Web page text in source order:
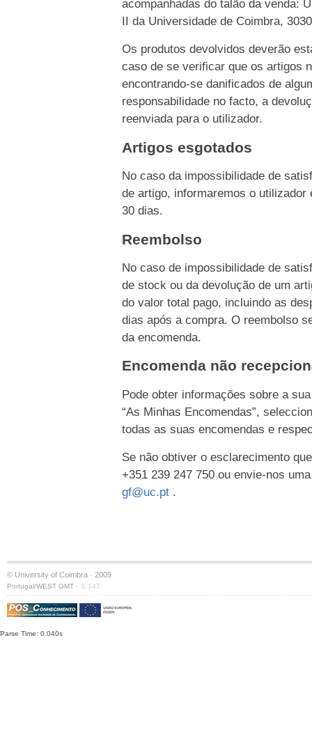
acompanhadas do talão da venda:
II da Universidade de Coimbra,
Os produtos devolvidos deverão
caso de se verificar que os artigos
encontrando-se danificados de
responsabilidade no facto, a
reenviada para o utilizador.
Artigos esgotados
No caso da impossibilidade de
de artigo, informaremos o
30 dias.
Reembolso
No caso de impossibilidade de
de stock ou da devolução de um
do valor total pago, incluindo as
dias após a compra. O reembolso
da encomenda.
Encomenda não
Pode obter informações sobre a
“As Minhas Encomendas”,
todas as suas encomendas e
Se não obtiver o esclarecimento
+351 239 247 750 ou envie-nos
gf@uc.pt .
© University of Coimbra · 2009
Portugal/WEST GMT · S:147
Parse Time: 0.040s